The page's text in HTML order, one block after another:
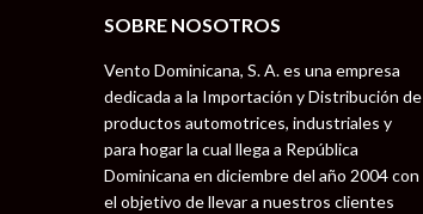
SOBRE NOSOTROS
Vento Dominicana, S. A. es una empresa
dedicada a la Importación y Distribución de
productos automotrices, industriales y
para hogar la cual llega a República
Dominicana en diciembre del año 2004 con
el objetivo de llevar a nuestros clientes